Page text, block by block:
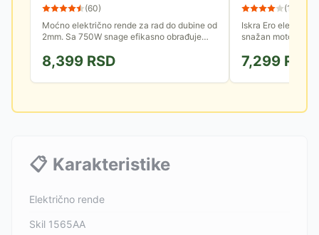
(60)
Moćno električno rende za rad do dubine od
2mm. Sa 750W snage efikasno obrađuje
obezbeđuje preciznost u radu.
8,399 RSD
(13
Iskra Ero
snažan motor od
V žleba moguće
7,299 RSD
📋 Karakteristike
Električno rende
Skil 1565AA